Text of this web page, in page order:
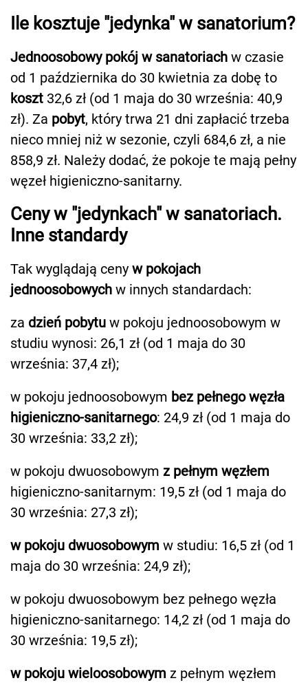
Ile kosztuje "jedynka" w sanatorium?
Jednoosobowy pokój w sanatoriach w czasie
od 1 października do 30 kwietnia za dobę to
koszt 32,6 zł (od 1 maja do 30 września: 40,9
zł). Za pobyt, który trwa 21 dni zapłacić trzeba
nieco mniej niż w sezonie, czyli 684,6 zł, a nie
858,9 zł. Należy dodać, że pokoje te mają pełny
węzeł higieniczno-sanitarny.
Ceny w "jedynkach" w sanatoriach.
Inne standardy
Tak wyglądają ceny w pokojach
jednoosobowych w innych standardach:
za dzień pobytu w pokoju jednoosobowym w
studiu wynosi: 26,1 zł (od 1 maja do 30
września: 37,4 zł);
w pokoju jednoosobowym bez pełnego węzła
higieniczno-sanitarnego: 24,9 zł (od 1 maja do
30 września: 33,2 zł);
w pokoju dwuosobowym z pełnym węzłem
higieniczno-sanitarnym: 19,5 zł (od 1 maja do
30 września: 27,3 zł);
w pokoju dwuosobowym w studiu: 16,5 zł (od 1
maja do 30 września: 24,9 zł);
w pokoju dwuosobowym bez pełnego węzła
higieniczno-sanitarnego: 14,2 zł (od 1 maja do
30 września: 19,5 zł);
w pokoju wieloosobowym z pełnym węzłem